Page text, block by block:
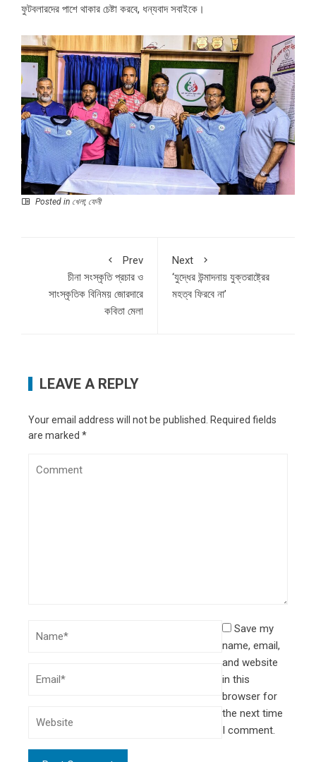
ফুটবলারদের পাশে থাকার চেষ্টা করবে, ধন্যবাদ সবাইকে।
Posted in খেলা, ফেনী
Prev
চীনা সংস্কৃতি প্রচার ও
সাংস্কৃতিক বিনিময় জোরদারে
কবিতা মেলা
Next
‘যুদ্ধের উন্মাদনায় যুক্তরাষ্ট্রের
মহত্ব ফিরবে না’
LEAVE A REPLY
Your email address will not be published.
Required fields
are marked *
Save my
name, email,
and website
in this
browser for
the next time
I comment.